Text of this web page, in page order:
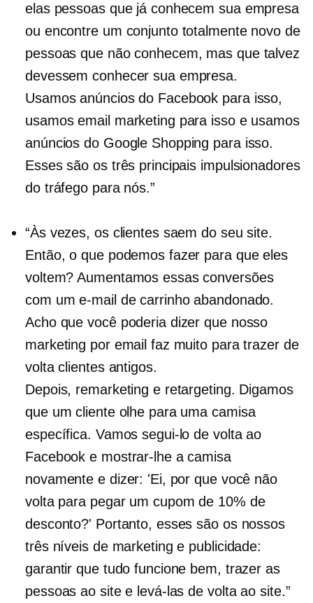
elas pessoas que já conhecem sua empresa
ou encontre um conjunto totalmente novo de
pessoas que não conhecem, mas que talvez
devessem conhecer sua empresa.
Usamos anúncios do Facebook para isso,
usamos email marketing para isso e usamos
anúncios do Google Shopping para isso.
Esses são os três principais impulsionadores
do tráfego para nós.”
“Às vezes, os clientes saem do seu site.
Então, o que podemos fazer para que eles
voltem? Aumentamos essas conversões
com um e-mail de carrinho abandonado.
Acho que você poderia dizer que nosso
marketing por email faz muito para trazer de
volta clientes antigos.
Depois, remarketing e retargeting. Digamos
que um cliente olhe para uma camisa
específica. Vamos segui-lo de volta ao
Facebook e mostrar-lhe a camisa
novamente e dizer: 'Ei, por que você não
volta para pegar um cupom de 10% de
desconto?' Portanto, esses são os nossos
três níveis de marketing e publicidade:
garantir que tudo funcione bem, trazer as
pessoas ao site e levá-las de volta ao site.”